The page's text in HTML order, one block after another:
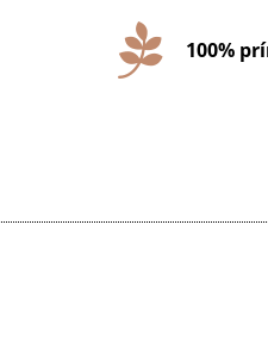
100%